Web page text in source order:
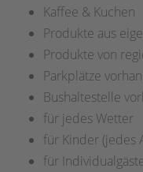
Kaffee & Kuchen
Produkte aus
Produkte von
Parkplätze
Bushaltestelle
für jedes Wetter
für Kinder (jedes
für